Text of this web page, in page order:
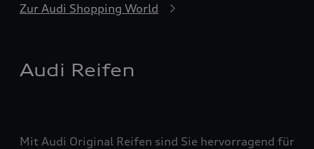
Zur Audi Shopping World
Audi Reifen
Mit Audi Original Reifen sind Sie hervorragend für